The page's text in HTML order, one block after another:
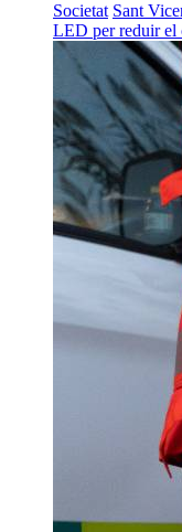
Societat Sant
LED per reduir el